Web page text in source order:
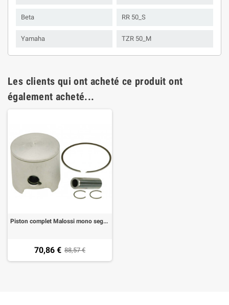
Beta RR 50_S
Yamaha TZR 50_M
Les clients qui ont acheté ce produit ont
également acheté...
Piston complet Malossi mono segment d. 50 mm, pour AM6/Derbi 80 cc
70,86 € 88,57 €